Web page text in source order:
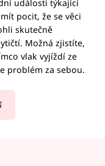
události týkající
pocit, že se věci
skutečně
Možná zjistíte,
vlak vyjíždí ze
problém za sebou.